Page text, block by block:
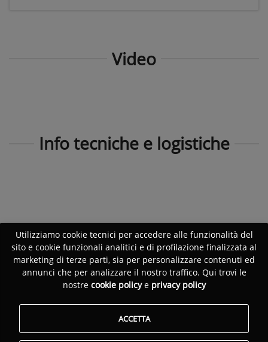
Video
Info tecniche e logistiche
Utilizziamo cookie tecnici per accedere alle funzionalità del
sito e cookie funzionali analitici e di profilazione finalizzata al
marketing di terze parti, sia per personalizzare contenuti ed
annunci che per analizzare il nostro traffico. Qui trovi le
nostre cookie policye privacy policy
ACCETTA